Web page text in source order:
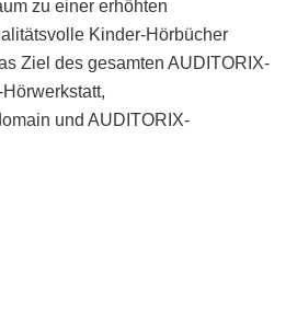
zu einer erhöhten
Kinder-Hörbücher
Ziel des gesamten AUDITORIX-
und AUDITORIX-